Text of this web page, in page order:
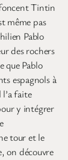
Tintin
même pas
Pablo
des rochers
que Pablo
espagnols à
l’a faite
y intégrer
tour et le
on découvre